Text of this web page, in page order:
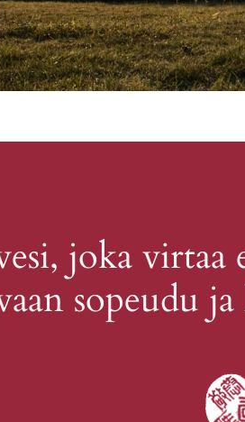
joka virtaa
sopeudu